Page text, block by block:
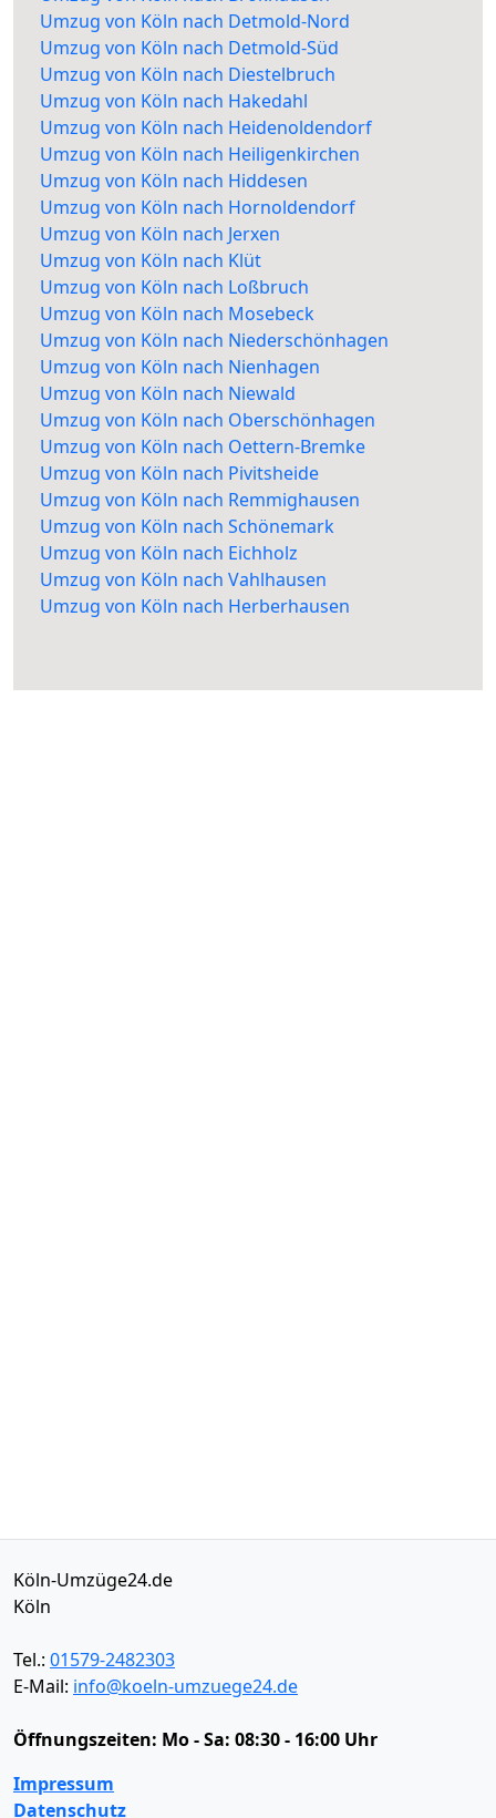
Umzug von Köln nach Detmold-Nord
Umzug von Köln nach Detmold-Süd
Umzug von Köln nach Diestelbruch
Umzug von Köln nach Hakedahl
Umzug von Köln nach Heidenoldendorf
Umzug von Köln nach Heiligenkirchen
Umzug von Köln nach Hiddesen
Umzug von Köln nach Hornoldendorf
Umzug von Köln nach Jerxen
Umzug von Köln nach Klüt
Umzug von Köln nach Loßbruch
Umzug von Köln nach Mosebeck
Umzug von Köln nach Niederschönhagen
Umzug von Köln nach Nienhagen
Umzug von Köln nach Niewald
Umzug von Köln nach Oberschönhagen
Umzug von Köln nach Oettern-Bremke
Umzug von Köln nach Pivitsheide
Umzug von Köln nach Remmighausen
Umzug von Köln nach Schönemark
Umzug von Köln nach Eichholz
Umzug von Köln nach Vahlhausen
Umzug von Köln nach Herberhausen
Köln-Umzüge24.de
Köln
Tel.: 01579-2482303
E-Mail: info@koeln-umzuege24.de
Öffnungszeiten: Mo - Sa: 08:30 - 16:00 Uhr
Impressum
Datenschutz